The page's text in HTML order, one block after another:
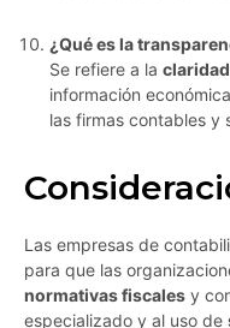
¿Qué es la
Se refiere a la
información
las firmas contables y
Las empresas de
para que las
normativas fiscales y
especializado y al uso de